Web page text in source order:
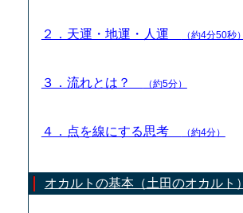
２．天運・地運・人運 （約4分50秒）
３．流れとは？ （約5分）
４．点を線にする思考 （約4分）
オカルトの基本（土田のオカルト）